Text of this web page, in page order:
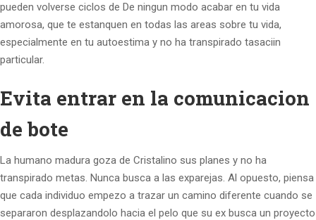
pueden volverse ciclos de De ningun modo acabar en tu vida
amorosa, que te estanquen en todas las areas sobre tu vida,
especialmente en tu autoestima y no ha transpirado tasaciin
particular.
Evita entrar en la comunicacion
de bote
La humano madura goza de Cristalino sus planes y no ha
transpirado metas. Nunca busca a las exparejas. Al opuesto, piensa
que cada individuo empezo a trazar un camino diferente cuando se
separaron desplazandolo hacia el pelo que su ex busca un proyecto